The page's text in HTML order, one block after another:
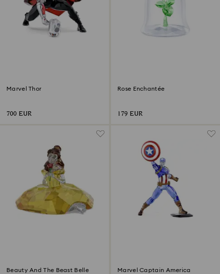
Marvel Thor
700 EUR
Rose Enchantée
179 EUR
Beauty And The Beast Belle Marvel Captain America